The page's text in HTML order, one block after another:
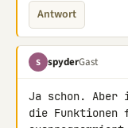
Antwort
S spyderGast
Ja schon.
die Funktionen